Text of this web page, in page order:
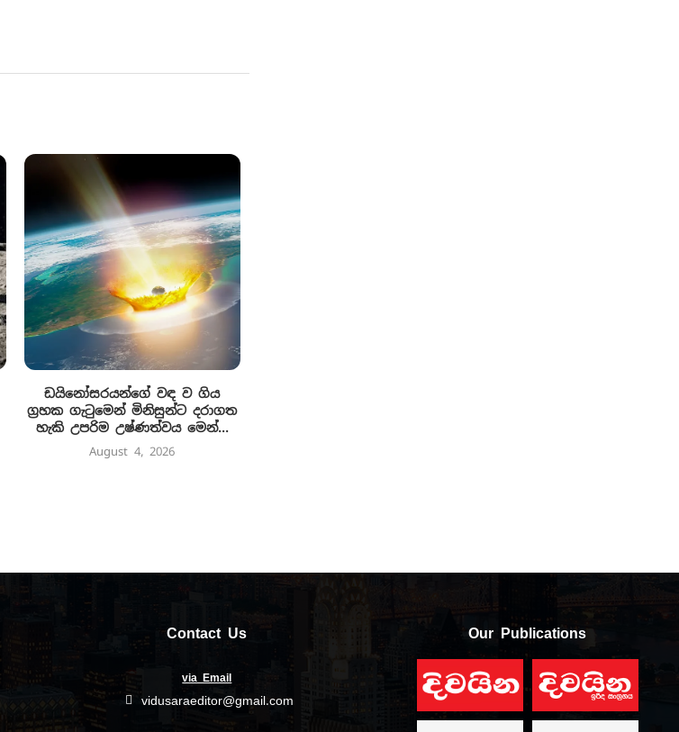
ඩයිනෝසරයන්ගේ වඳ ව ගිය
ග්‍රහක ගැටුමෙන් මිනිසුන්ට දරාගත
හැකි උපරිම උෂ්ණත්වය මෙන්...
August 4, 2026
Contact Us
via Email
vidusaraeditor@gmail.com
Our Publications